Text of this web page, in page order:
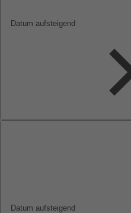
Datum aufsteigend
Datum aufsteigend